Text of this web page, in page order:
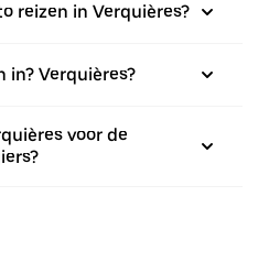
reizen in Verquières?
in? Verquières?
voor de